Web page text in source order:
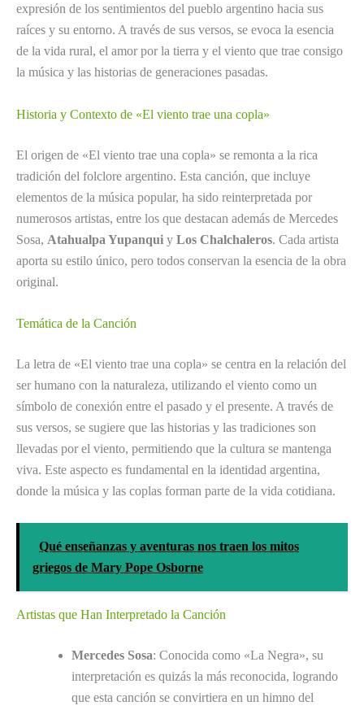
expresión de los sentimientos del pueblo argentino hacia sus
raíces y su entorno. A través de sus versos, se evoca la esencia
de la vida rural, el amor por la tierra y el viento que trae consigo
la música y las historias de generaciones pasadas.
Historia y Contexto de «El viento trae una copla»
El origen de «El viento trae una copla» se remonta a la rica
tradición del folclore argentino. Esta canción, que incluye
elementos de la música popular, ha sido reinterpretada por
numerosos artistas, entre los que destacan además de Mercedes
Sosa, Atahualpa Yupanqui y Los Chalchaleros. Cada artista
aporta su estilo único, pero todos conservan la esencia de la obra
original.
Temática de la Canción
La letra de «El viento trae una copla» se centra en la relación del
ser humano con la naturaleza, utilizando el viento como un
símbolo de conexión entre el pasado y el presente. A través de
sus versos, se sugiere que las historias y las tradiciones son
llevadas por el viento, permitiendo que la cultura se mantenga
viva. Este aspecto es fundamental en la identidad argentina,
donde la música y las coplas forman parte de la vida cotidiana.
Qué enseñanzas y aventuras nos traen los mitos
griegos de Mary Pope Osborne
Artistas que Han Interpretado la Canción
Mercedes Sosa: Conocida como «La Negra», su
interpretación es quizás la más reconocida, logrando
que esta canción se convirtiera en un himno del